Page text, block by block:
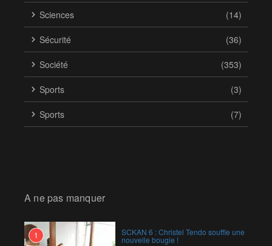
Sciences (14)
Sécurité (36)
Société (353)
Sports (3)
Sports (7)
A ne pas manquer
1 SCKAN 6 : Christel Tendo souffle une
nouvelle bougie !